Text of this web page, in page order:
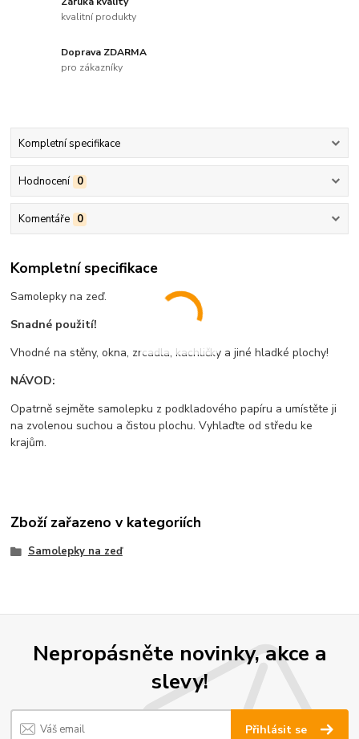
kvalitní produkty
Doprava ZDARMA
pro zákazníky
Kompletní specifikace
Hodnocení 0
Komentáře 0
Kompletní specifikace
Samolepky na zeď.
Snadné použití!
Vhodné na stěny, okna, zrcadla, kachličky a jiné hladké plochy!
NÁVOD:
Opatrně sejměte samolepku z podkladového papíru a umístěte ji
na zvolenou suchou a čistou plochu. Vyhlaďte od středu ke
krajům.
Zboží zařazeno v kategoriích
Samolepky na zeď
Nepropásněte novinky, akce a
slevy!
Přihlásit se